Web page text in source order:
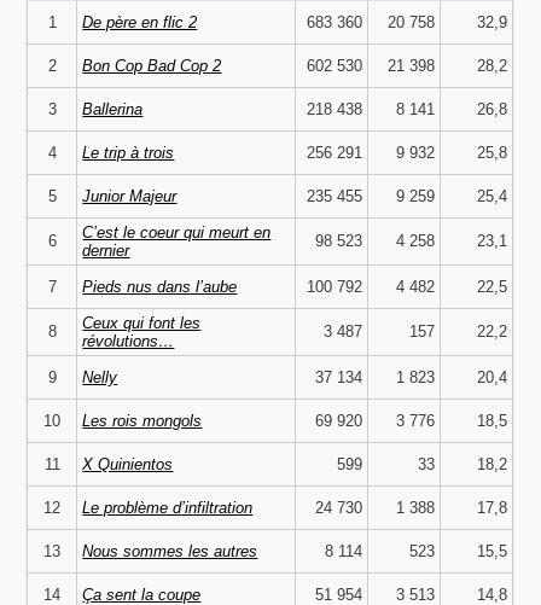
1 De père en flic 2 683 360 20 758 32,9
2 Bon Cop Bad Cop 2 602 530 21 398 28,2
3 Ballerina 218 438 8 141 26,8
4 Le trip à trois 256 291 9 932 25,8
5 Junior Majeur 235 455 9 259 25,4
6
C’est le coeur qui meurt en
dernier
98 523 4 258 23,1
7 Pieds nus dans l’aube 100 792 4 482 22,5
8
Ceux qui font les
révolutions…
3 487 157 22,2
9 Nelly 37 134 1 823 20,4
10 Les rois mongols 69 920 3 776 18,5
11 X Quinientos 599 33 18,2
12 Le problème d’infiltration 24 730 1 388 17,8
13 Nous sommes les autres 8 114 523 15,5
14 Ça sent la coupe 51 954 3 513 14,8